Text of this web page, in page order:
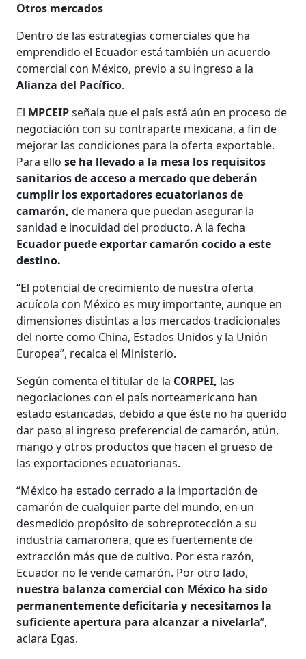
Otros mercados
Dentro de las estrategias comerciales que ha
emprendido el Ecuador está también un acuerdo
comercial con México, previo a su ingreso a la
Alianza del Pacífico.
El MPCEIPseñala que el país está aún en proceso de
negociación con su contraparte mexicana, a fin de
mejorar las condiciones para la oferta exportable.
Para ellose ha llevado a la mesa los requisitos
sanitarios de acceso a mercado que deberán
cumplir los exportadores ecuatorianos de
camarón,de manera que puedan asegurar la
sanidad e inocuidad del producto. A la fecha
Ecuador puede exportar camarón cocido a este
destino.
“El potencial de crecimiento de nuestra oferta
acuícola con México es muy importante, aunque en
dimensiones distintas a los mercados tradicionales
del norte como China, Estados Unidos y la Unión
Europea”, recalca el Ministerio.
Según comenta el titular de la CORPEI, las
negociaciones con el país norteamericano han
estado estancadas, debido a que éste no ha querido
dar paso al ingreso preferencial de camarón, atún,
mango y otros productos que hacen el grueso de
las exportaciones ecuatorianas.
“México ha estado cerrado a la importación de
camarón de cualquier parte del mundo, en un
desmedido propósito de sobreprotección a su
industria camaronera, que es fuertemente de
extracción más que de cultivo. Por esta razón,
Ecuador no le vende camarón. Por otro lado,
nuestra balanza comercial con México ha sido
permanentemente deficitaria y necesitamos la
suficiente apertura para alcanzar a nivelarla”,
aclara Egas.